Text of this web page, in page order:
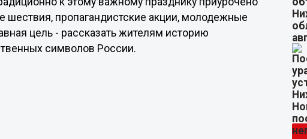
пропагандистские акции, молодежные
цель - рассказать жителям историю
символов России.